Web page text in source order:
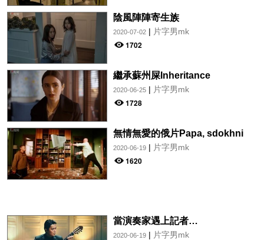
陰風陣陣寄生族
2020-07-02| 片字男mk
1702
繼承蘇州屎Inheritance
2020-06-25| 片字男mk
1728
無情無愛的俄片Papa, sdokhni
2020-06-19| 片字男mk
1620
當演奏家遇上記者…
2020-06-19| 片字男mk